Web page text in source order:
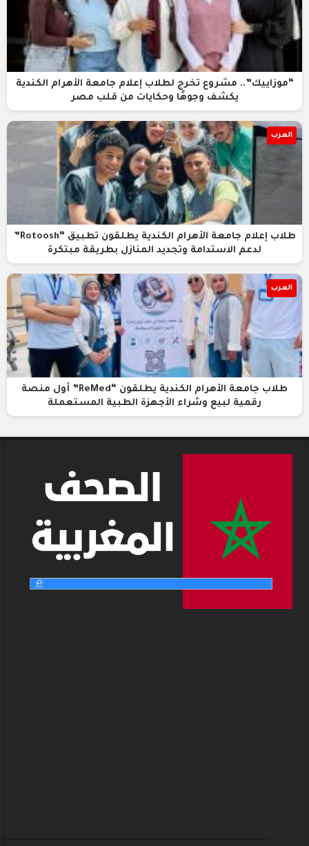
“موزاييك”.. مشروع تخرج لطلاب إعلام جامعة الأهرام الكندية
يكشف وجوهًا وحكايات من قلب مصر
العرب
طلاب إعلام جامعة الأهرام الكندية يطلقون تطبيق “Rotoosh”
لدعم الاستدامة وتجديد المنازل بطريقة مبتكرة
العرب
طلاب جامعة الأهرام الكندية يطلقون “ReMed” أول منصة
رقمية لبيع وشراء الأجهزة الطبية المستعملة